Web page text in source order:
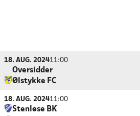
18. AUG. 202411:00
Oversidder
Ølstykke FC
18. AUG. 202411:00
Stenløse BK